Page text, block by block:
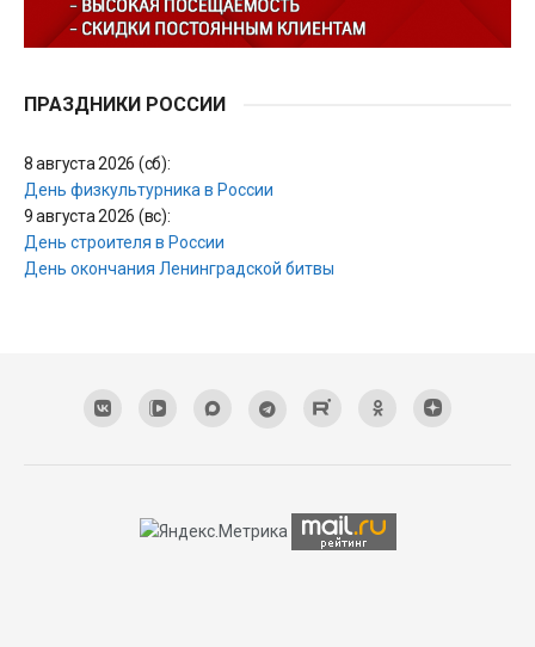
ПРАЗДНИКИ РОССИИ
8 августа 2026 (сб):
День физкультурника в России
9 августа 2026 (вс):
День строителя в России
День окончания Ленинградской битвы